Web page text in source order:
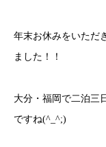
年末お休みをいただ
ました！！
大分・福岡で二泊三
ですね(^_^;)